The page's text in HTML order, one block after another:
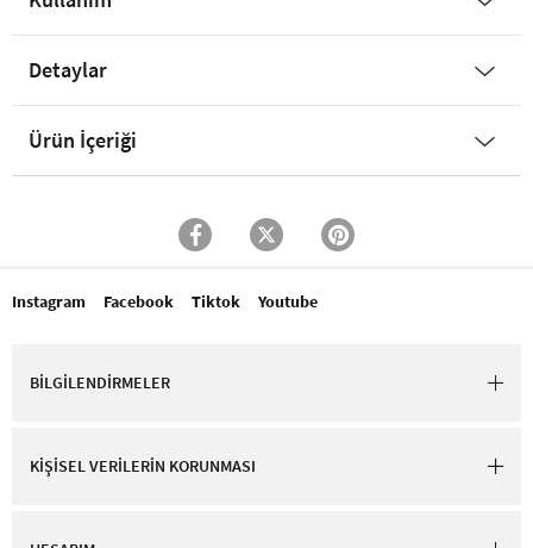
Detaylar
Ürün İçeriği
Instagram Facebook Tiktok Youtube
BİLGİLENDİRMELER
KİŞİSEL VERİLERİN KORUNMASI